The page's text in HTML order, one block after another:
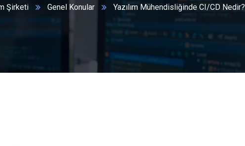
Şirketi Genel Konular Yazılım Mühendisliğinde CI/CD Nedir?